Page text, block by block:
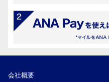
会社概要